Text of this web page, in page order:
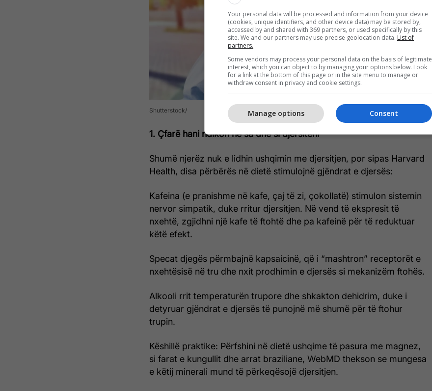
Shutterstock
1. Çfarë hani ndikon në sa dhe si djersiteni
Shumë njerëz nuk e lidhin ushqimin me djersitjen, por sipas Harvard
Health, disa përbërës në dietë stimulojnë gjëndrat e djersës:
Kafeina (e pranishme në kafe, çaj të zi, çokollatë) stimulon sistemin
nervor simpatik, duke rritur djersitjen. Në vend të ekspresit të
nxehtë, zgjidhni një kafe të ftohtë dhe pa kafeinë për të reduktuar
këtë efekt.
Specat djegës përmbajnë kapsaicinë, që i “mashtron” receptorët e
nxehtësisë në tru dhe nxit prodhimin e djersës si mekanizëm ftohës.
Alkooli rrit temperaturën trupore dhe shkakton dehidrim, duke i
detyruar gjëndrat e djersës të punojnë më shumë për të ftohur
trupin.
Këshillë praktike: Përfshini në dietë ushqime të pasura me magnez,
si farat e kungullit dhe arrat braziliane, WebMD thekson se mungesa
e këtij minerali mund të përkeqësojë djersitjen.
Your personal data will be processed and information from your device
(cookies, unique identifiers, and other device data) may be stored by,
accessed by and shared with 369 partners, or used specifically by this
site. We and our partners may use precise geolocation data. List of
partners.
Some vendors may process your personal data on the basis of legitimate
interest, which you can object to by managing your options below. Look
for a link at the bottom of this page or in the site menu to manage or
withdraw consent in privacy and cookie settings.
Consent
Manage options